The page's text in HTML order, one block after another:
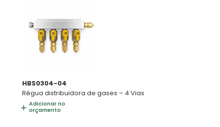
HBS0304-04
Régua distribuidora de gases – 4 Vias
Adicionar no
orçamento